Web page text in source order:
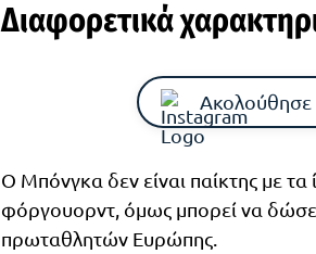
Διαφορετικά
Ακολούθησε
Ο Μπόνγκα δεν είναι παίκτης με τα
φόργουορντ, όμως μπορεί να
πρωταθλητών Ευρώπης.